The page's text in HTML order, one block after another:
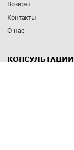
Возврат
Контакты
О нас
КОНСУЛЬТАЦИИ